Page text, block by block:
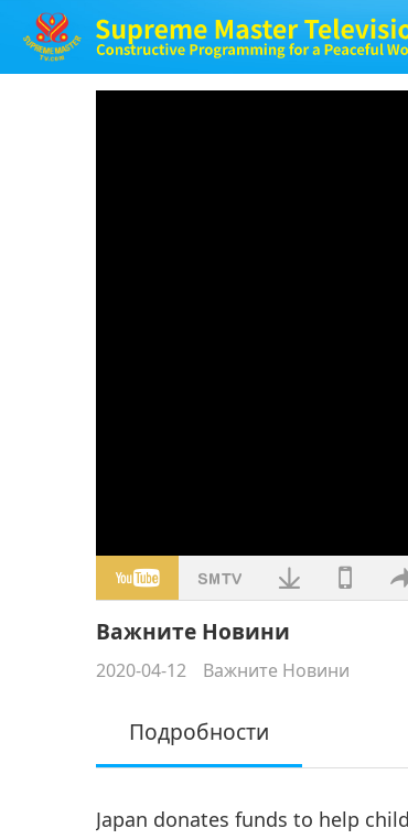
Важните Новини
2020-04-12 Важните Новини
Подробности
Japan donates funds to help